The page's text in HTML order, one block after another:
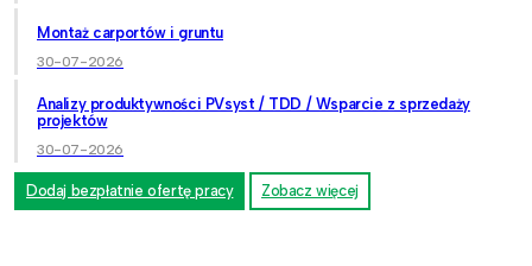
Montaż carportów i gruntu
30-07-2026
Analizy produktywności PVsyst / TDD / Wsparcie z sprzedaży
projektów
30-07-2026
Dodaj bezpłatnie ofertę pracy Zobacz więcej